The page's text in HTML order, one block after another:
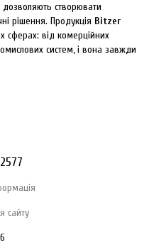
дозволяють створювати
рішення. Продукція Bitzer
сферах: від комерційних
систем, і вона завжди
сайту